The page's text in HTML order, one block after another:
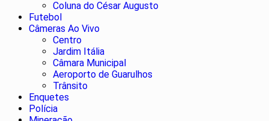
Coluna do César Augusto
Futebol
Câmeras Ao Vivo
Centro
Jardim Itália
Câmara Municipal
Aeroporto de Guarulhos
Trânsito
Enquetes
Polícia